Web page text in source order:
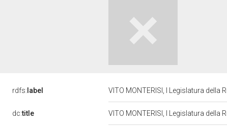
rdfs: label VITO MONTERISI, I Legislatura della
dc:title VITO MONTERISI, I Legislatura della